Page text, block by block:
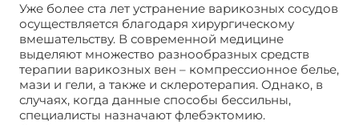
Уже более ста лет устранение варикозных сосудов
осуществляется благодаря хирургическому
вмешательству. В современной медицине
выделяют множество разнообразных средств
терапии варикозных вен – компрессионное белье,
мази и гели, а также и склеротерапия. Однако, в
случаях, когда данные способы бессильны,
специалисты назначают флебэктомию.